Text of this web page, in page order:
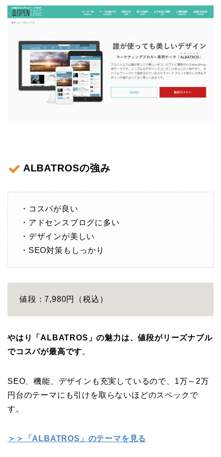
ALBATROSの強み
・コスパが良い
・アドセンスブログに多い
・デザインが美しい
・SEO対策もしっかり
値段：7,980円（税込）
やはり「ALBATROS」の魅力は、値段がリーズナブル
でコスパが最高です。
SEO、機能、デザインも充実しているので、1万～2万
円台のテーマにも引けを取らないほどのスペックで
す。
＞＞「ALBATROS」のテーマを見る